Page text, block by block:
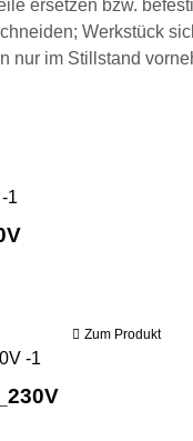
ersetzen bzw.
Werkstück
nur im Stillstand
Zum Produkt